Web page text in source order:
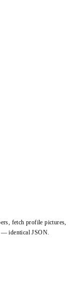
fetch profile pictures,
— identical JSON.